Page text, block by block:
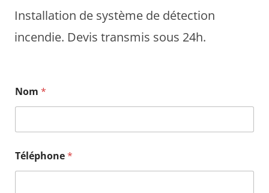
Installation de système de détection
incendie. Devis transmis sous 24h.
Nom *
Téléphone*